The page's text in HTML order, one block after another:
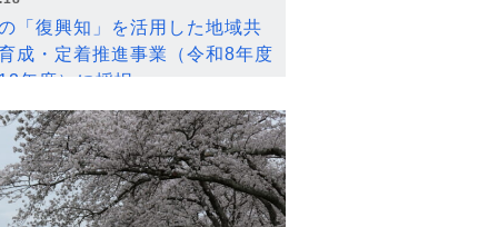
「復興知」を活用した地域共
成・定着推進事業（令和8年度
年度）に採択